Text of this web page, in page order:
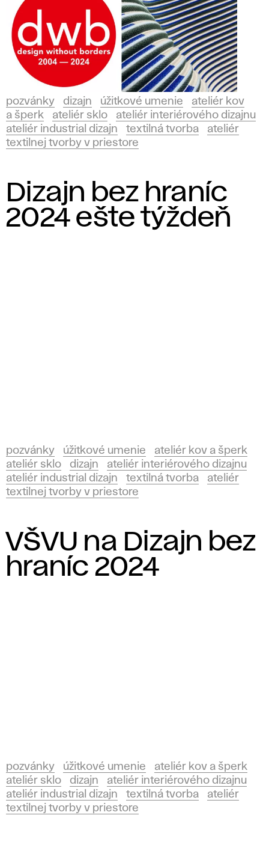
pozvánky dizajn úžitkové umenie
ateliér kov
a šperk
ateliér sklo
ateliér interiérového dizajnu
ateliér industrial dizajn
textilná tvorba
ateliér
textilnej tvorby v priestore
Dizajn bez hraníc
2024 ešte týždeň
pozvánky úžitkové umenie
ateliér kov a šperk
ateliér sklo
dizajn
ateliér interiérového dizajnu
ateliér industrial dizajn
textilná tvorba
ateliér
textilnej tvorby v priestore
VŠVU na Dizajn bez
hraníc 2024
pozvánky úžitkové umenie
ateliér kov a šperk
ateliér sklo
dizajn
ateliér interiérového dizajnu
ateliér industrial dizajn
textilná tvorba
ateliér
textilnej tvorby v priestore